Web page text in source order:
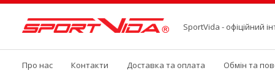
SportVida - офіційний
Про нас Контакти Доставка та оплата Обмін та